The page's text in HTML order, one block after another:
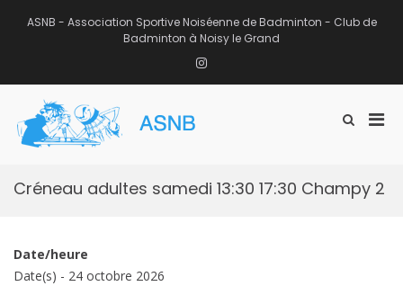
ASNB - Association Sportive Noiséenne de Badminton - Club de
Badminton à Noisy le Grand
Instagram
Afficher
recherche
Créneau adultes samedi 13:30 17:30 Champy 2
Date/heure
Date(s) - 24 octobre 2026